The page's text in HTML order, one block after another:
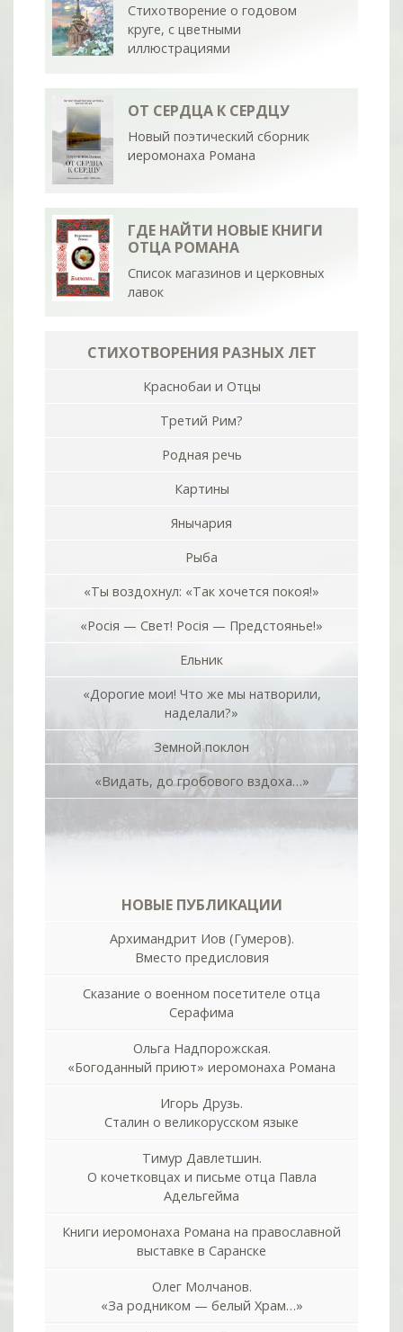
Стихотворение о годовом
круге, с цветными
иллюстрациями
ОТ СЕРДЦА К СЕРДЦУ
Новый поэтический сборник
иеромонаха Романа
ГДЕ НАЙТИ НОВЫЕ КНИГИ
ОТЦА РОМАНА
Список магазинов и церковных
лавок
СТИХОТВОРЕНИЯ РАЗНЫХ ЛЕТ
Краснобаи и Отцы
Третий Рим?
Родная речь
Картины
Янычария
Рыба
«Ты воздохнул: «Так хочется покоя!»
«Росiя — Свет! Росiя — Предстоянье!»
Ельник
«Дорогие мои! Что же мы натворили,
наделали?»
Земной поклон
«Видать, до гробового вздоха…»
НОВЫЕ ПУБЛИКАЦИИ
Архимандрит Иов (Гумеров).
Вместо предисловия
Сказание о военном посетителе отца
Серафима
Ольга Надпорожская.
«Богоданный приют» иеромонаха Романа
Игорь Друзь.
Сталин о великорусском языке
Тимур Давлетшин.
О кочетковцах и письме отца Павла
Адельгейма
Книги иеромонаха Романа на православной
выставке в Саранске
Олег Молчанов.
«За родником — белый Храм…»